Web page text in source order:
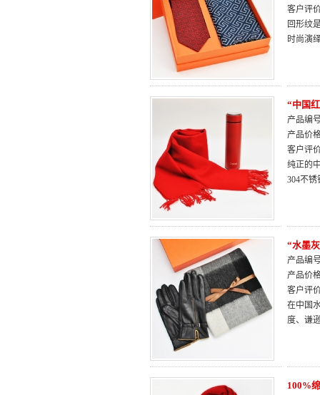
客户评
回形纹
时尚演
“中国
产品编
产品价
客户评
纯正的
304不
“水墨
产品编
产品价
客户评
在中国
度、谦
100%